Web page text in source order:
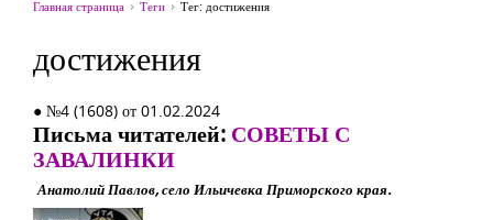
Главная страница Теги Тег: достижения
достижения
● №4 (1608) от 01.02.2024
Письма читателей: СОВЕТЫ С
ЗАВАЛИНКИ
Анатолий Павлов, село Ильичевка Приморского края.